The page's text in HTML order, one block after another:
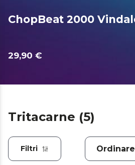
ChopBeat 2000
29,90 €
Tritacarne (5)
Filtri